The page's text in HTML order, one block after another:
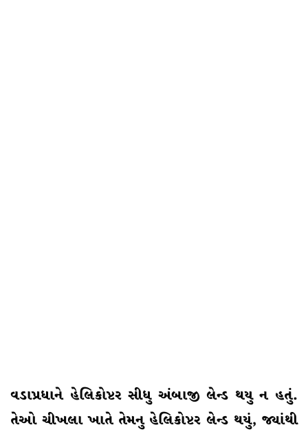
વડાપ્રધાને હેલિકોપ્ટર સીધુ અંબાજી લેન્ડ થયુ ન હતું.
તેઓ ચીખલા ખાતે તેમનુ હેલિકોપ્ટર લેન્ડ થયું, જ્યાંથી